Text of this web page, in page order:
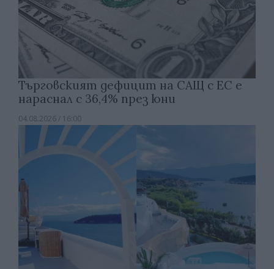
Търговският дефицит на САЩ с ЕС е
нараснал с 36,4% през юни
04.08.2026 / 16:00